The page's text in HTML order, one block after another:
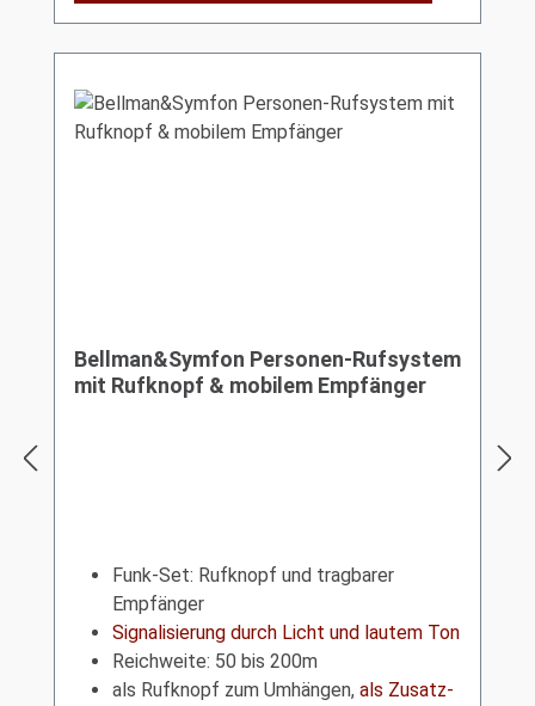
Bellman&Symfon Personen-Rufsystem
mit Rufknopf & mobilem Empfänger
Funk-Set: Rufknopf und tragbarer
Empfänger
Signalisierung durch Licht und lautem Ton
Reichweite: 50 bis 200m
als Rufknopf zum Umhängen, als Zusatz-